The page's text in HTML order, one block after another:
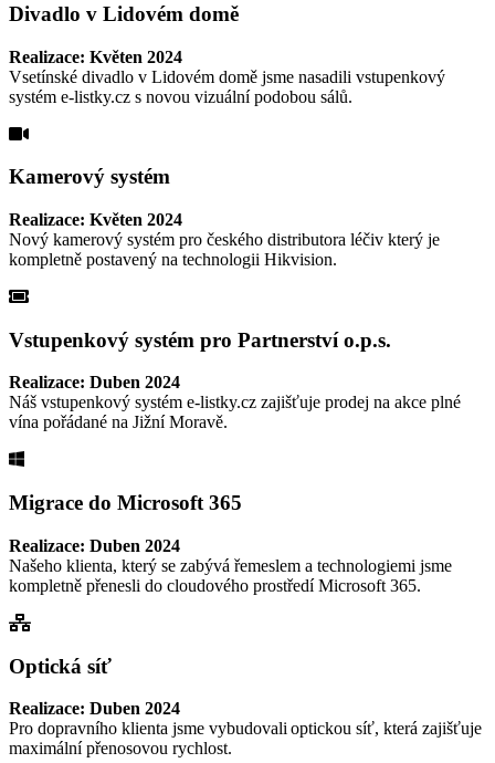
Divadlo v Lidovém domě
Realizace: Květen 2024
Vsetínské divadlo v Lidovém domě jsme nasadili vstupenkový
systém e-listky.cz s novou vizuální podobou sálů.
Kamerový systém
Realizace: Květen 2024
Nový kamerový systém pro českého distributora léčiv který je
kompletně postavený na technologii Hikvision.
Vstupenkový systém pro Partnerství o.p.s.
Realizace: Duben 2024
Náš vstupenkový systém e-listky.cz zajišťuje prodej na akce plné
vína pořádané na Jižní Moravě.
Migrace do Microsoft 365
Realizace: Duben 2024
Našeho klienta, který se zabývá řemeslem a technologiemi jsme
kompletně přenesli do cloudového prostředí Microsoft 365.
Optická síť
Realizace: Duben 2024
Pro dopravního klienta jsme vybudovali optickou síť, která zajišťuje
maximální přenosovou rychlost.